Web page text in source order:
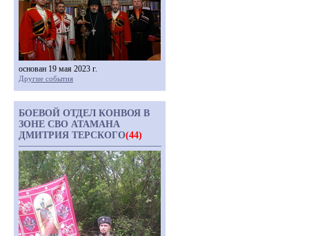
основан 19 мая 2023 г.
Другие события
БОЕВОЙ ОТДЕЛ КОНВОЯ В
ЗОНЕ СВО АТАМАНА
ДМИТРИЯ ТЕРСКОГО(44)